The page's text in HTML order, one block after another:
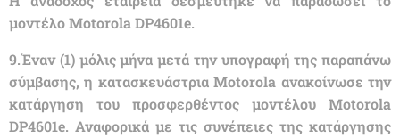
μοντέλο Μοtorola DP4601e.
9.Έναν (1) μόλις μήνα μετά την υπογραφή της παραπάνω
σύμβασης, η κατασκευάστρια Motorola ανακοίνωσε την
κατάργηση του προσφερθέντος μοντέλου Μοtorola
DP4601e. Αναφορικά με τις συνέπειες της κατάργησης